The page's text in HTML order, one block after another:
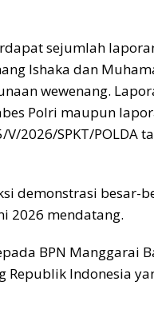
sejumlah
Ishaka dan
wewenang.
Polri maupun
2026/SPKT/POLDA
demonstrasi besar-
2026 mendatang.
BPN Manggarai
Republik Indonesia